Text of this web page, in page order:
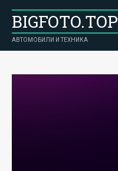
BIGFOTO.TOP
АВТОМОБИЛИ И ТЕХНИКА